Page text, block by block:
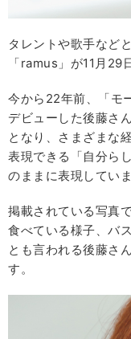
タレントや歌手など
「ramus」が11月29
今から22年前、「モ
デビューした後藤さ
となり、さまざまな
表現できる「自分ら
のままに表現していま
掲載されている写真
食べている様子、バ
とも言われる後藤さ
す。